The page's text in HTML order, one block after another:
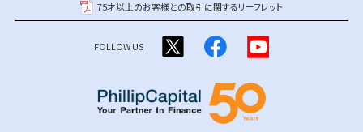
75才以上のお客様との取引に関するリーフレット
FOLLOW US